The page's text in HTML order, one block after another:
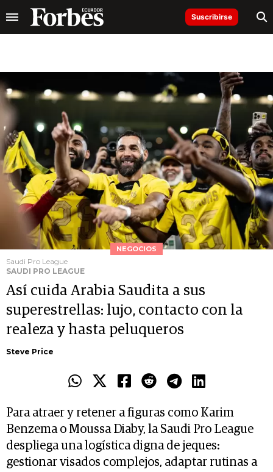
Suscribirse
NEGOCIOS
Saudi Pro League
SAUDI PRO LEAGUE
Así cuida Arabia Saudita a sus
superestrellas: lujo, contacto con la
realeza y hasta peluqueros
Steve Price
Para atraer y retener a figuras como Karim
Benzema o Moussa Diaby, la Saudi Pro League
despliega una logística digna de jeques:
gestionar visados complejos, adaptar rutinas a